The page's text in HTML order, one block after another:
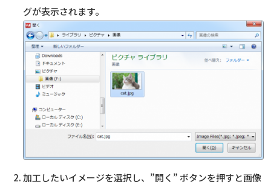
グが表示されます。
加工したいイメージを選択し、”開く” ボタンを押すと画像